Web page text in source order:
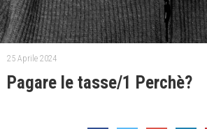
25 Aprile 2024
Pagare le tasse/1 Perchè?